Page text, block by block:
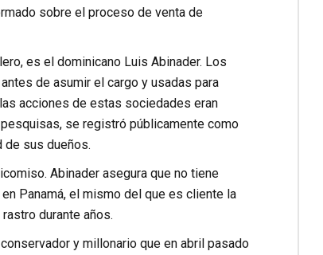
sobre el proceso de venta de
es el dominicano Luis Abinader. Los
de asumir el cargo y usadas para
acciones de estas sociedades eran
se registró públicamente como
de sus dueños.
Abinader asegura que no tiene
Panamá, el mismo del que es cliente la
durante años.
y millonario que en abril pasado